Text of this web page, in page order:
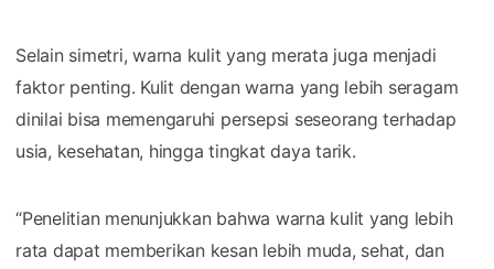
Selain simetri, warna kulit yang merata juga menjadi
faktor penting. Kulit dengan warna yang lebih seragam
dinilai bisa memengaruhi persepsi seseorang terhadap
usia, kesehatan, hingga tingkat daya tarik.
“Penelitian menunjukkan bahwa warna kulit yang lebih
rata dapat memberikan kesan lebih muda, sehat, dan